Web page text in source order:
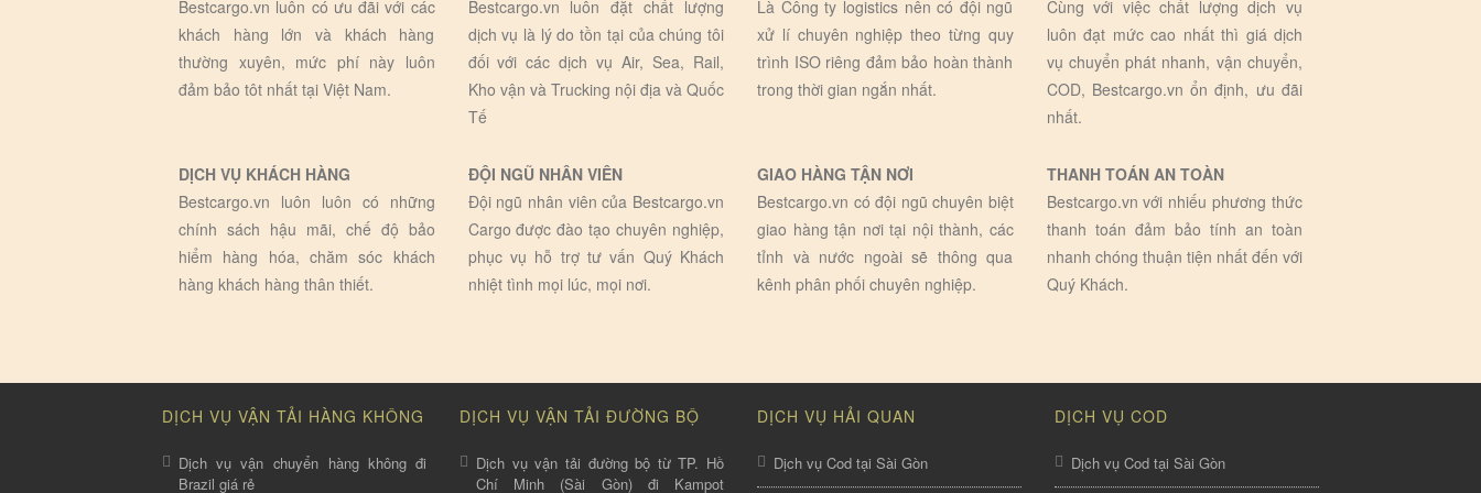
Bestcargo.vn luôn có ưu đãi với các
khách hàng lớn và khách hàng
thường xuyên, mức phí này luôn
đảm bảo tôt nhất tại Việt Nam.
Bestcargo.vn luôn đặt chất lượng
dịch vụ là lý do tồn tại của chúng tôi
đối với các dịch vụ Air, Sea, Rail,
Kho vận và Trucking nội địa và Quốc
Tế
Là Công ty logistics nên có đội ngũ
xử lí chuyên nghiệp theo từng quy
trình ISO riêng đảm bảo hoàn thành
trong thời gian ngắn nhất.
Cùng với việc chất lượng dịch vụ
luôn đạt mức cao nhất thì giá dịch
vụ chuyển phát nhanh, vận chuyển,
COD, Bestcargo.vn ổn định, ưu đãi
nhất.
DỊCH VỤ KHÁCH HÀNG
Bestcargo.vn luôn luôn có những
chính sách hậu mãi, chế độ bảo
hiểm hàng hóa, chăm sóc khách
hàng khách hàng thân thiết.
ĐỘI NGŨ NHÂN VIÊN
Đội ngũ nhân viên của Bestcargo.vn
Cargo được đào tạo chuyên nghiệp,
phục vụ hỗ trợ tư vấn Quý Khách
nhiệt tình mọi lúc, mọi nơi.
GIAO HÀNG TẬN NƠI
Bestcargo.vn có đội ngũ chuyên biệt
giao hàng tận nơi tại nội thành, các
tỉnh và nước ngoài sẽ thông qua
kênh phân phối chuyên nghiệp.
THANH TOÁN AN TOÀN
Bestcargo.vn với nhiếu phương thức
thanh toán đảm bảo tính an toàn
nhanh chóng thuận tiện nhất đến với
Quý Khách.
DỊCH VỤ VẬN TẢI HÀNG KHÔNG
Dịch vụ vận chuyển hàng không đi
Brazil giá rẻ
DỊCH VỤ VẬN TẢI ĐƯỜNG BỘ
Dịch vụ vận tải đường bộ từ TP. Hồ
Chí Minh (Sài Gòn) đi Kampot
DỊCH VỤ HẢI QUAN
Dịch vụ Cod tại Sài Gòn
DỊCH VỤ COD
Dịch vụ Cod tại Sài Gòn